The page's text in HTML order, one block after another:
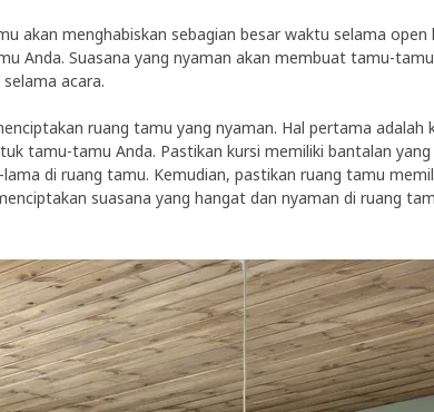
akan menghabiskan sebagian besar waktu selama
Anda. Suasana yang nyaman akan membuat tamu-
acara.
ruang tamu yang nyaman. Hal pertama
tamu-tamu Anda. Pastikan kursi memiliki bantalan
di ruang tamu. Kemudian, pastikan ruang tamu
suasana yang hangat dan nyaman di ruang